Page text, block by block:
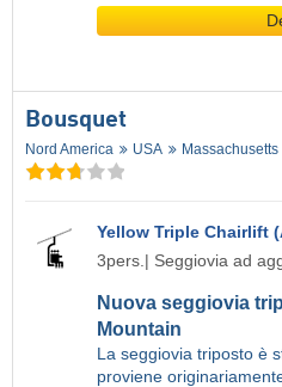
Bousquet
Nord America USA Massachusetts
Yellow Triple Chairlift
3pers.| Seggiovia ad
Nuova seggiovia
Mountain
La seggiovia triposto è
proviene